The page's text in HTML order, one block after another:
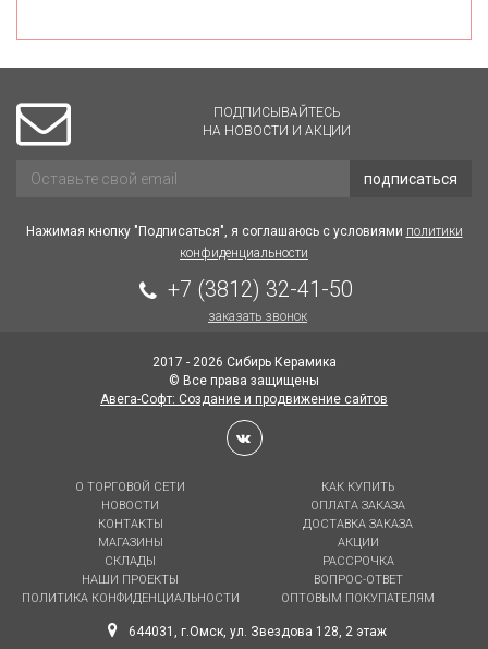
ПОДПИСЫВАЙТЕСЬ
НА НОВОСТИ И АКЦИИ
подписаться
Нажимая кнопку "Подписаться", я соглашаюсь с условиями политики
конфиденциальности
+7 (3812) 32-41-50
заказать звонок
2017 - 2026 Сибирь Керамика
© Все права защищены
Авега-Софт: Создание и продвижение сайтов
О ТОРГОВОЙ СЕТИ
НОВОСТИ
КОНТАКТЫ
МАГАЗИНЫ
СКЛАДЫ
НАШИ ПРОЕКТЫ
ПОЛИТИКА КОНФИДЕНЦИАЛЬНОСТИ
КАК КУПИТЬ
ОПЛАТА ЗАКАЗА
ДОСТАВКА ЗАКАЗА
АКЦИИ
РАССРОЧКА
ВОПРОС-ОТВЕТ
ОПТОВЫМ ПОКУПАТЕЛЯМ
644031, г.Омск, ул. Звездова 128, 2 этаж